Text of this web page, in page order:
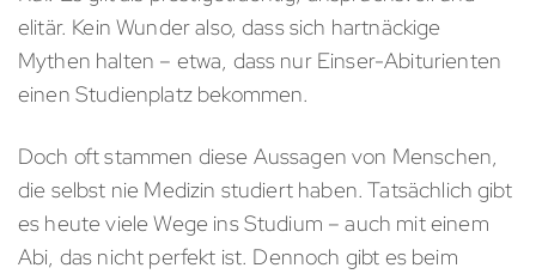
elitär. Kein Wunder also, dass sich hartnäckige
Mythen halten – etwa, dass nur Einser-Abiturienten
einen Studienplatz bekommen.
Doch oft stammen diese Aussagen von Menschen,
die selbst nie Medizin studiert haben. Tatsächlich gibt
es heute viele Wege ins Studium – auch mit einem
Abi, das nicht perfekt ist. Dennoch gibt es beim